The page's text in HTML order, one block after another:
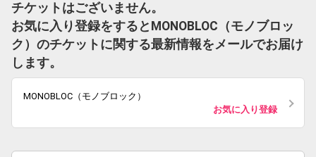
チケットはございません。
お気に入り登録をするとMONOBLOC（モノブロッ
ク）のチケットに関する最新情報をメールでお届け
します。
MONOBLOC（モノブロック）
お気に入り登録